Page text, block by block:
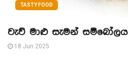
TASTY FOOD
වැව් මාළු සැමන් සම්බෝලය
18 Jun 2025